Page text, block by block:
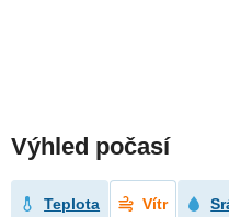
Výhled počasí
Teplota Vítr